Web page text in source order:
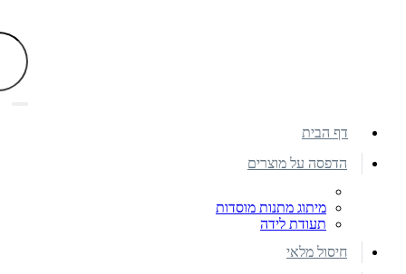
דף הבית
הדפסה על מוצרים
מיתוג מתנות מוסדות
תעודת לידה
חיסול מלאי